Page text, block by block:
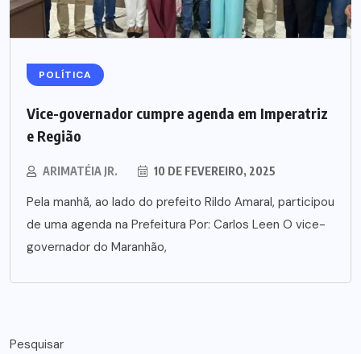
POLÍTICA
Vice-governador cumpre agenda em Imperatriz
e Região
ARIMATÉIA JR. 10 DE FEVEREIRO, 2025
Pela manhã, ao lado do prefeito Rildo Amaral, participou
de uma agenda na Prefeitura Por: Carlos Leen O vice-
governador do Maranhão,
Pesquisar